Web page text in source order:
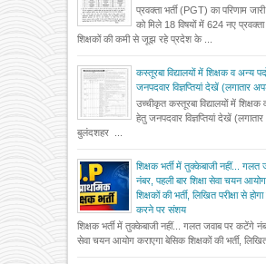
प्रवक्ता भर्ती (PGT) का परिणाम
को मिले 18 विषयों में 624 नए प्रवक्ता
शिक्षकों की कमी से जूझ रहे प्रदेश के ...
कस्तूरबा विद्यालयों में शिक्षक व अन्य
जनपदवार विज्ञप्तियां देखें (लगातार
उच्चीकृत कस्तूरबा विद्यालयों में शिक्षक
हेतु जनपदवार विज्ञप्तियां देखें
बुलंदशहर ...
शिक्षक भर्ती में तुक्केबाजी नहीं...
नंबर, पहली बार शिक्षा सेवा चयन
शिक्षकों की भर्ती, लिखित परीक्षा से
करने पर संशय
शिक्षक भर्ती में तुक्केबाजी नहीं... गलत जवाब पर कटेंगे
सेवा चयन आयोग कराएगा बेसिक शिक्षकों की भर्ती, लिखित